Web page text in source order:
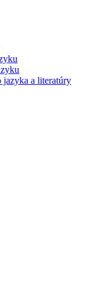
jazyka a literatúry